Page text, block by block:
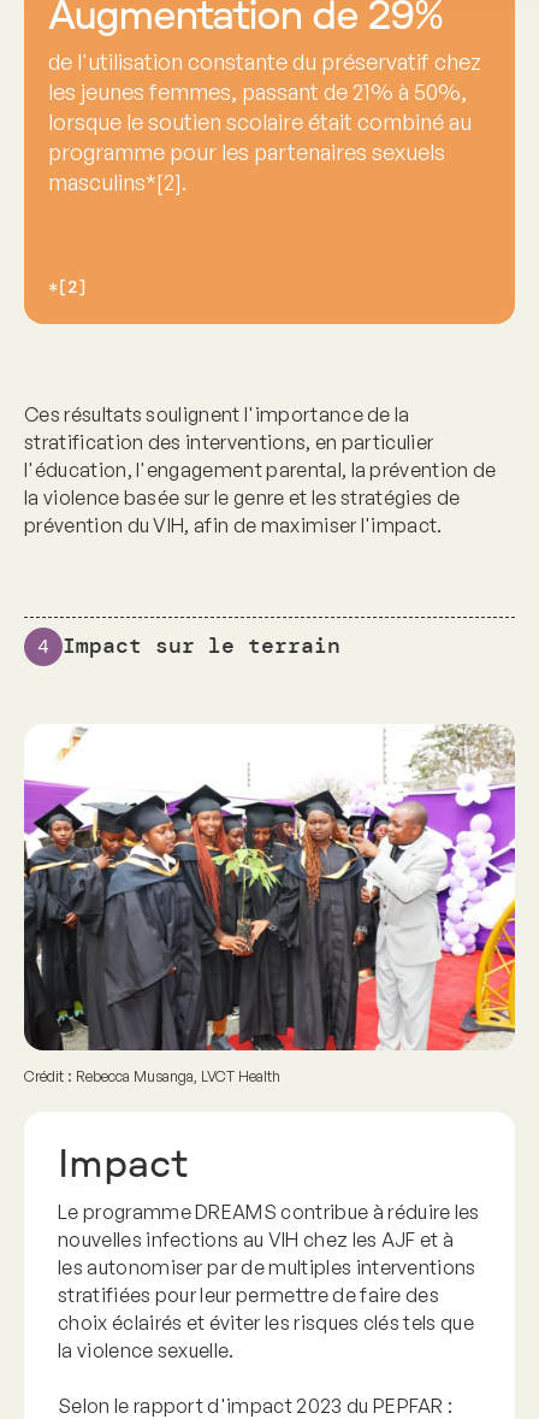
Augmentation de 29%
de l'utilisation constante du préservatif chez
les jeunes femmes, passant de 21% à 50%,
lorsque le soutien scolaire était combiné au
programme pour les partenaires sexuels
masculins*[2].
*[2]
Ces résultats soulignent l'importance de la
stratification des interventions, en particulier
l'éducation, l'engagement parental, la prévention de
la violence basée sur le genre et les stratégies de
prévention du VIH, afin de maximiser l'impact.
4 Impact sur le terrain
Crédit : Rebecca Musanga, LVCT Health
Impact
Le programme DREAMS contribue à réduire les
nouvelles infections au VIH chez les AJF et à
les autonomiser par de multiples interventions
stratifiées pour leur permettre de faire des
choix éclairés et éviter les risques clés tels que
la violence sexuelle.
Selon le rapport d'impact 2023 du PEPFAR :